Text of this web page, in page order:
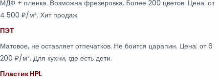
МДФ + пленка. Возможна фрезеровка. Более 200 цветов. Цена: от
4 500 ₽/м². Хит продаж.
ПЭТ
Матовое, не оставляет отпечатков. Не боится царапин. Цена: от 6
200 ₽/м². Для кухни, где есть дети.
Пластик HPL